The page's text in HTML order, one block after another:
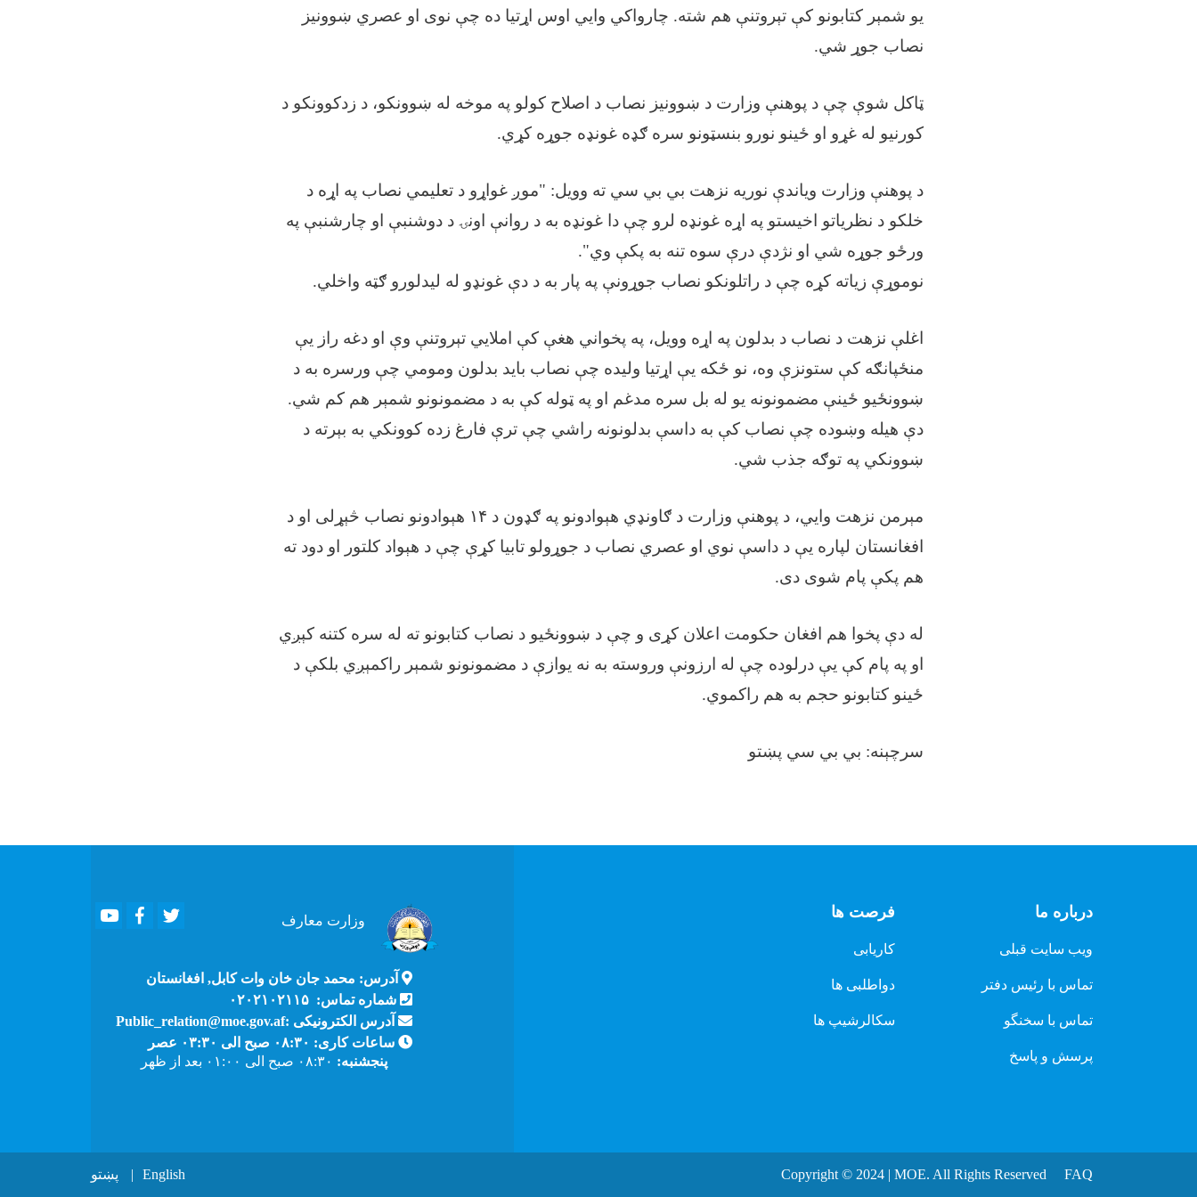
یو شمېر کتابونو کې تېروتنې هم شته. چارواکي وايي اوس اړتیا ده چې نوی او عصري ښوونیز
نصاب جوړ شي.
ټاکل شوې چې د پوهنې وزارت د ښوونیز نصاب د اصلاح کولو په موخه له ښوونکو، د زدکوونکو د
کورنیو له غړو او ځینو نورو بنسټونو سره ګډه غونډه جوړه کړي.
د پوهنې وزارت ویاندې نوریه نزهت بي بي سي ته وویل: "موږ غواړو د تعلیمي نصاب په اړه د
خلکو د نظریاتو اخیستو په اړه غونډه لرو چې دا غونډه به د روانې اونۍ د دوشنبې او چارشنبې په
ورځو جوړه شي او نژدې درې سوه تنه به پکې وي".
نوموړې زیاته کړه چې د راتلونکو نصاب جوړونې په پار به د دې غونډو له لیدلورو ګټه واخلي.
اغلې نزهت د نصاب د بدلون په اړه وویل، په پخواني هغې کې املايي تېروتنې وې او دغه راز یې
منځپانګه کې ستونزې وه، نو ځکه یې اړتیا ولیده چې نصاب باید بدلون ومومي چې ورسره به د
ښوونځیو ځینې مضمونونه یو له بل سره مدغم او په ټوله کې به د مضمونونو شمېر هم کم شي.
دې هیله وښوده چې نصاب کې به داسې بدلونونه راشي چې ترې فارغ زده کوونکي به بېرته د
ښوونکي په توګه جذب شي.
مېرمن نزهت وايي، د پوهنې وزارت د ګاونډي هېوادونو په ګډون د ۱۴ هېوادونو نصاب څېړلی او د
افغانستان لپاره یې د داسې نوي او عصري نصاب د جوړولو تابیا کړې چې د هېواد کلتور او دود ته
هم پکې پام شوی دی.
له دې پخوا هم افغان حکومت اعلان کړی و چې د ښوونځیو د نصاب کتابونو ته له سره کتنه کېږي
او په پام کې یې درلوده چې له ارزونې وروسته به نه یوازې د مضمونونو شمېر راکمېږي بلکې د
ځینو کتابونو حجم به هم راکموي.
سرچېنه: بي بي سي پښتو
درباره ما
ویب سایت قبلی
تماس با رئیس دفتر
تماس با سخنگو
پرسش و پاسخ
فرصت ها
کاریابی
دواطلبی ها
سکالرشیپ ها
وزارت معارف
YoutubeFacebook
آدرس: محمد جان خان وات کابل, افغانستان
شماره تماس: ۰۲۰۲۱۰۲۱۱۵
آدرس الکترونیکی :Public_relation@moe.gov.af
ساعات کاری: ۰۸:۳۰ صبح الی ۰۳:۳۰ عصر
پنجشنبه:
Copyright © 2024 | MOE. All Rights Reserved FAQ
English پښتو